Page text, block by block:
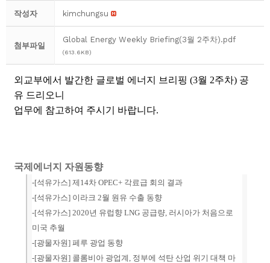
작성자 kimchungsu
첨부파일
Global Energy Weekly Briefing(3월 2주차).pdf
(613.6KB)
외교부에서 발간한 글로벌 에너지 브리핑 (3월 2주차) 공
유 드리오니
업무에 참고하여 주시기 바랍니다.
국제에너지 자원동향
-[석유가스] 제14차 OPEC+ 각료급 회의 결과
-[석유가스] 이라크 2월 원유 수출 동향
-[석유가스] 2020년 유럽향 LNG 공급량, 러시아가 처음으로
미국 추월
-[광물자원] 페루 광업 동향
-[광물자원] 콜롬비아 광업계, 정부에 석탄 산업 위기 대책 마